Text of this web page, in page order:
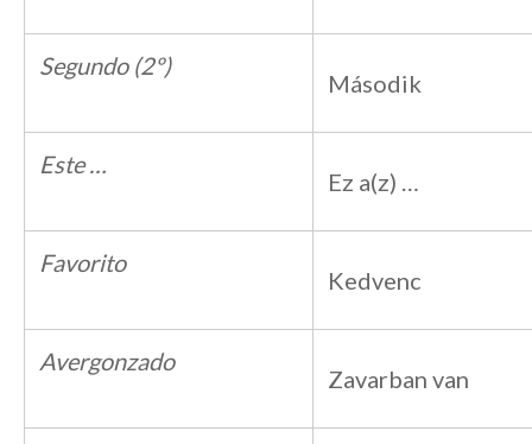
Segundo (2º)
Második
Este …
Ez a(z) …
Favorito
Kedvenc
Avergonzado
Zavarban van